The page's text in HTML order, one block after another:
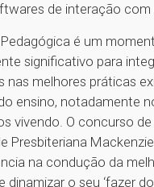
de interação
Pedagógica é um
significativo para
nas melhores práticas
ensino, notadamente
vivendo. O concurso
Presbiteriana
na condução da
dinamizar o seu ‘fazer